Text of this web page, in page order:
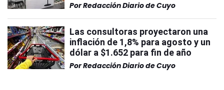
PorRedacción Diario de Cuyo
Las consultoras proyectaron una
inflación de 1,8% para agosto y un
dólar a $1.652 para fin de año
PorRedacción Diario de Cuyo